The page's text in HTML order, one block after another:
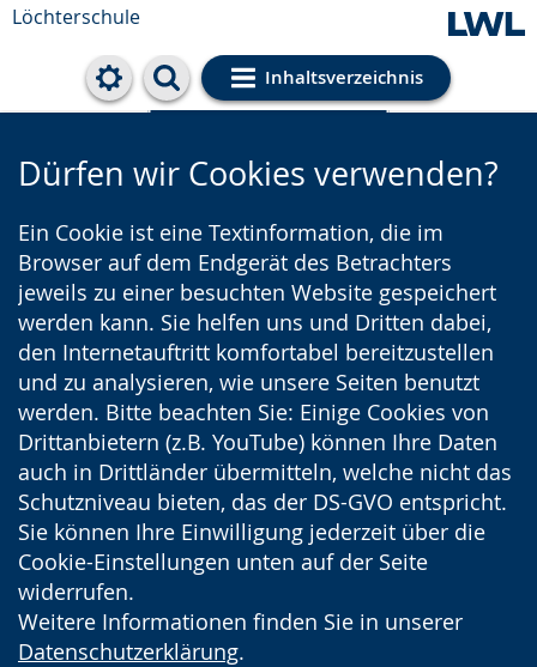
Löchterschule
Inhaltsverzeichnis
Cookie-Einstellungen
Dürfen wir Cookies verwenden?
Ein Cookie ist eine Textinformation, die im
Browser auf dem Endgerät des Betrachters
jeweils zu einer besuchten Website gespeichert
werden kann. Sie helfen uns und Dritten dabei,
den Internetauftritt komfortabel bereitzustellen
und zu analysieren, wie unsere Seiten benutzt
werden. Bitte beachten Sie: Einige Cookies von
Drittanbietern (z.B. YouTube) können Ihre Daten
auch in Drittländer übermitteln, welche nicht das
Schutzniveau bieten, das der DS-GVO entspricht.
Sie können Ihre Einwilligung jederzeit über die
Cookie-Einstellungen unten auf der Seite
widerrufen.
Weitere Informationen finden Sie in unserer
Datenschutzerklärung.